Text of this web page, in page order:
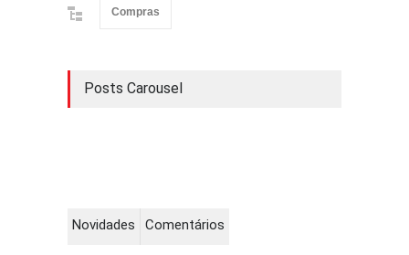
Compras
Posts Carousel
Novidades Comentários